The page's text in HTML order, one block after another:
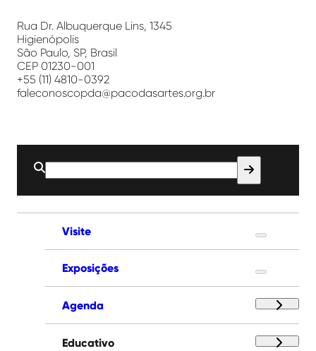
Artes
Rua Dr. Albuquerque Lins, 1345
Higienópolis
São Paulo, SP, Brasil
CEP 01230-001
+55 (11) 4810-0392
faleconoscopda@pacodasartes.org.br
Buscar
por:
Visite
Exposições
Agenda
Educativo